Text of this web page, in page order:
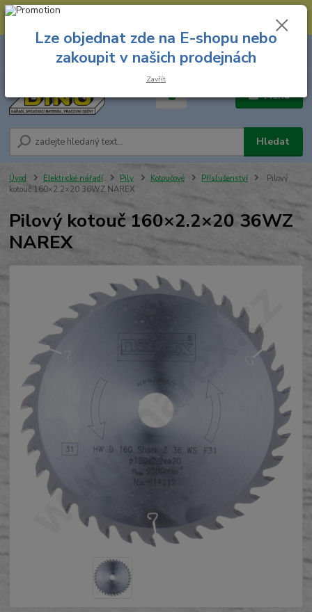
--- Spojovací materiál: 774 431 045 --- Prodejna nářadí: 731 449 423 --
Menu
Hledat
8.00 hod. - 16.00 hod.
za
Úvod Elektrické nářadí Pily Kotoučové Příslušenství
Pilový
kotouč 160×2.2×20 36WZ NAREX
Pilový kotouč 160×2.2×20 36WZ
NAREX
Lze objednat zde na E-shopu nebo
zakoupit v našich prodejnách
Zavřít